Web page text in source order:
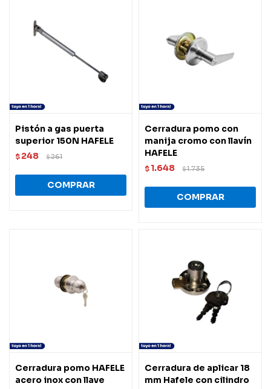
Pistón a gas puerta
superior 150N HAFELE
$ 248 $261
Cerradura pomo con
manija cromo con llavín
HAFELE
$ 1.648 $1.735
Cerradura pomo HAFELE
acero inox con llave
Cerradura de aplicar 18
mm Hafele con cilindro